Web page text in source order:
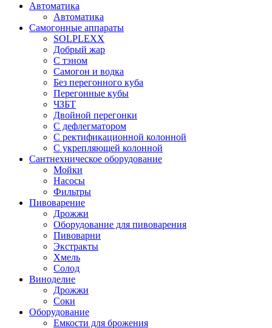
Автоматика
Автоматика
Самогонные аппараты
SOLPLEXX
Добрый жар
С тэном
Самогон и водка
Без перегонного куба
Перегонные кубы
ЧЗБТ
Двойной перегонки
С дефлегматором
С ректификационной колонной
С укрепляющей колонной
Сантнехническое оборудование
Мойки
Насосы
Фильтры
Пивоварение
Дрожжи
Оборудование для пивоварения
Пивоварни
Экстракты
Хмель
Солод
Виноделие
Дрожжи
Соки
Оборудование
Емкости для брожения